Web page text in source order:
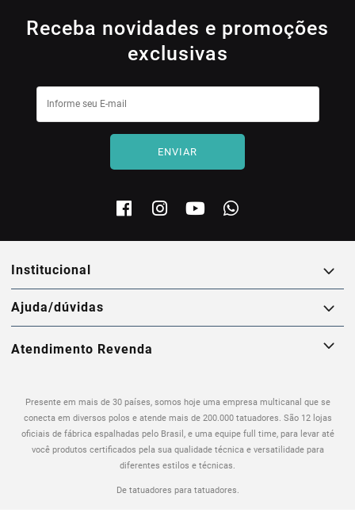
Receba novidades e promoções
exclusivas
ENVIAR
Presente em mais de 30 países, somos hoje uma empresa multicanal que se
conecta em diversos polos e atende mais de 200.000 tatuadores. São 12 lojas
oficiais de fábrica espalhadas pelo Brasil, e uma equipe full time, para levar até
você produtos certificados pela sua qualidade técnica e versatilidade para
diferentes estilos e técnicas.
De tatuadores para tatuadores.
institucional
ajuda/dúvidas
Atendimento Revenda